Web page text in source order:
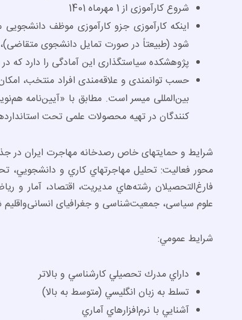
شروع کارآموزی از 1 مهرماه 1401
اینکه کارآموزی جزو کارآموزی موظف
شود (طبیعتاً در صورت تمایل دانشجوی
پژوهشکده سیاستگذاری این آمادگی را دارد که
حسب توانمندی و علاقه‌مندی افراد منتخب،
بین‌المللی میسر است. مطابق با «آیین‌نامه
کنندگان در تهیه محصولات علمی تحت
شرایط و حمایت­های خاص رصدخانه مهاجرت ایران در جذب
محور فعاليت: تحليل مهاجرت­هاي كاري و دانشجويي،
فارغ­‌التحصيلان رشته‌هاي مدیریت، اقتصاد، آمار و
علوم سیاسی، جمعیت‌­شناسی و جغرافیای
شرايط عمومي:
داراي مدرك تحصيلي كارشناسي و بالاتر
تسلط به زبان انگليسي (متوسط به بالا)
آشنايي با نرم‌­افزارهاي آماري